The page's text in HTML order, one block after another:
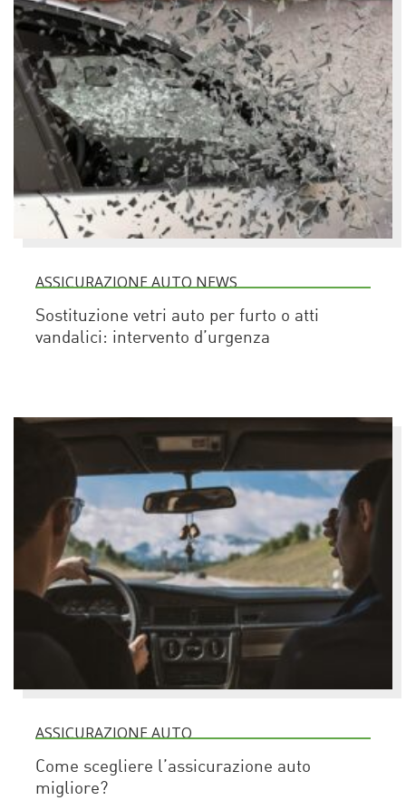
ASSICURAZIONE AUTO NEWS
Sostituzione vetri auto per furto o atti
vandalici: intervento d’urgenza
ASSICURAZIONE AUTO
Come scegliere l’assicurazione auto
migliore?